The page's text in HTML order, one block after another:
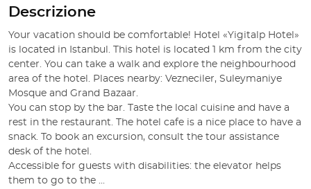
Descrizione
Your vacation should be comfortable! Hotel «Yigitalp Hotel»
is located in Istanbul. This hotel is located 1 km from the city
center. You can take a walk and explore the neighbourhood
area of the hotel. Places nearby: Vezneciler, Suleymaniye
Mosque and Grand Bazaar.
You can stop by the bar. Taste the local cuisine and have a
rest in the restaurant. The hotel cafe is a nice place to have a
snack. To book an excursion, consult the tour assistance
desk of the hotel.
Accessible for guests with disabilities: the elevator helps
them to go to the ...